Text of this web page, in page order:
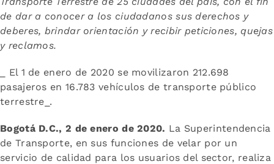
de dar a conocer a los ciudadanos sus derechos y
deberes, brindar orientación y recibir peticiones, quejas
y reclamos.
_ El 1 de enero de 2020 se movilizaron 212.698
pasajeros en 16.783 vehículos de transporte público
terrestre_.
Bogotá D.C., 2 de enero de 2020. La Superintendencia
de Transporte, en sus funciones de velar por un
servicio de calidad para los usuarios del sector, realiza